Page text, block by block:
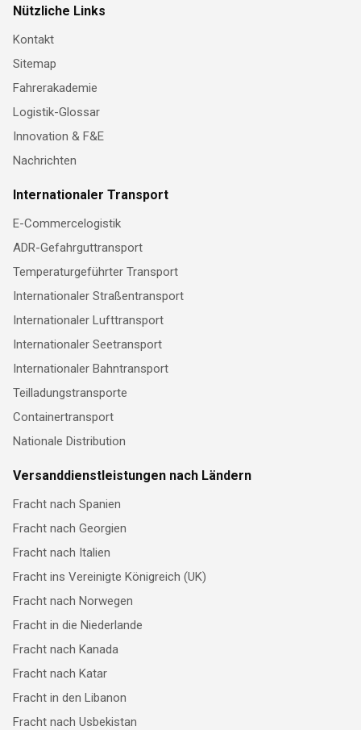
Nützliche Links
Kontakt
Sitemap
Fahrerakademie
Logistik-Glossar
Innovation & F&E
Nachrichten
Internationaler Transport
E-Commercelogistik
ADR-Gefahrguttransport
Temperaturgeführter Transport
Internationaler Straßentransport
Internationaler Lufttransport
Internationaler Seetransport
Internationaler Bahntransport
Teilladungstransporte
Containertransport
Nationale Distribution
Versanddienstleistungen nach Ländern
Fracht nach Spanien
Fracht nach Georgien
Fracht nach Italien
Fracht ins Vereinigte Königreich (UK)
Fracht nach Norwegen
Fracht in die Niederlande
Fracht nach Kanada
Fracht nach Katar
Fracht in den Libanon
Fracht nach Usbekistan